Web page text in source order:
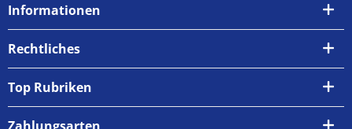
Informationen
Über uns
Zahlungsarten
Rechtliches
AGB
Top Rubriken